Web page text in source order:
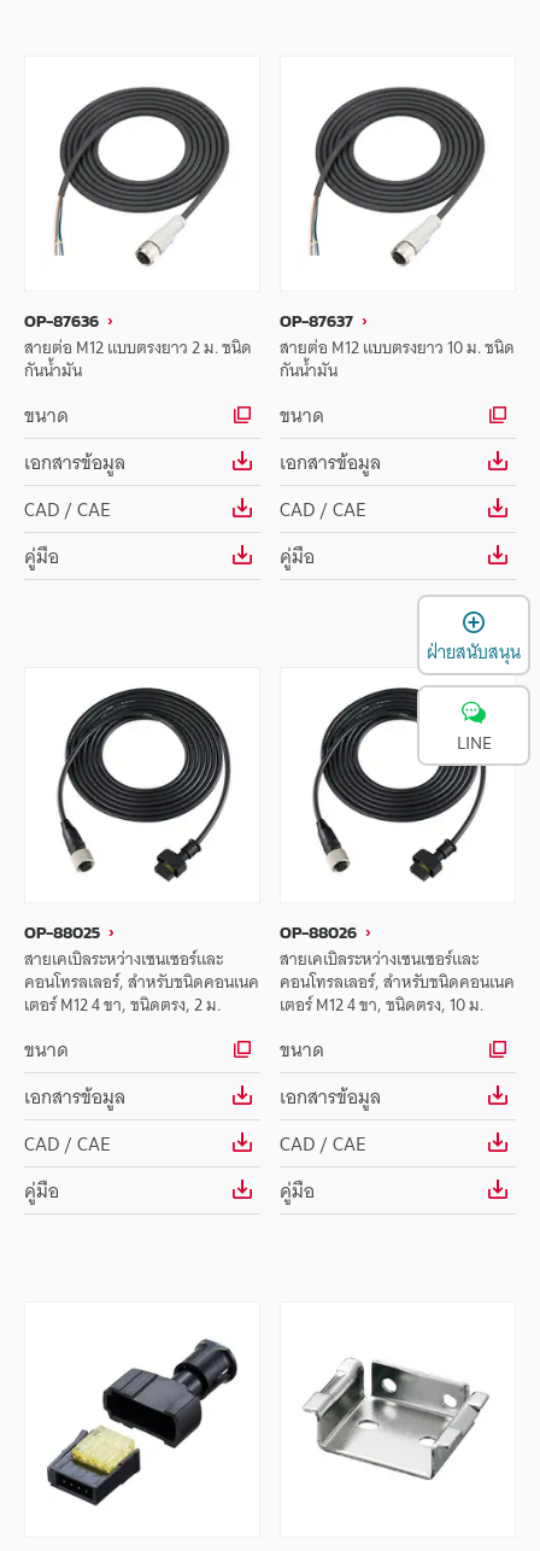
OP-87636
สายต่อ M12 แบบตรงยาว 2 ม. ชนิด
กันน้ำมัน
ขนาด
เอกสารข้อมูล
CAD / CAE
คู่มือ
OP-87637
สายต่อ M12 แบบตรงยาว 10 ม. ชนิด
กันน้ำมัน
ขนาด
เอกสารข้อมูล
CAD / CAE
คู่มือ
OP-88025
สายเคเบิลระหว่างเซนเซอร์และ
คอนโทรลเลอร์, สำหรับชนิดคอนเนค
เตอร์ M12 4 ขา, ชนิดตรง, 2 ม.
ขนาด
เอกสารข้อมูล
CAD / CAE
คู่มือ
OP-88026
สายเคเบิลระหว่างเซนเซอร์และ
คอนโทรลเลอร์, สำหรับชนิดคอนเนค
เตอร์ M12 4 ขา, ชนิดตรง, 10 ม.
ขนาด
เอกสารข้อมูล
CAD / CAE
คู่มือ
ฝ่ายสนับสนุน
LINE